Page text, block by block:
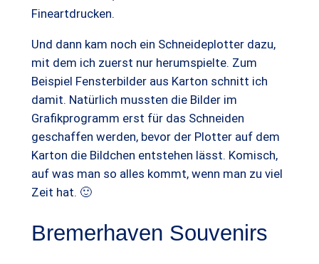
Fineartdrucken.
Und dann kam noch ein Schneideplotter dazu,
mit dem ich zuerst nur herumspielte. Zum
Beispiel Fensterbilder aus Karton schnitt ich
damit. Natürlich mussten die Bilder im
Grafikprogramm erst für das Schneiden
geschaffen werden, bevor der Plotter auf dem
Karton die Bildchen entstehen lässt. Komisch,
auf was man so alles kommt, wenn man zu viel
Zeit hat. 🙂
Bremerhaven Souvenirs